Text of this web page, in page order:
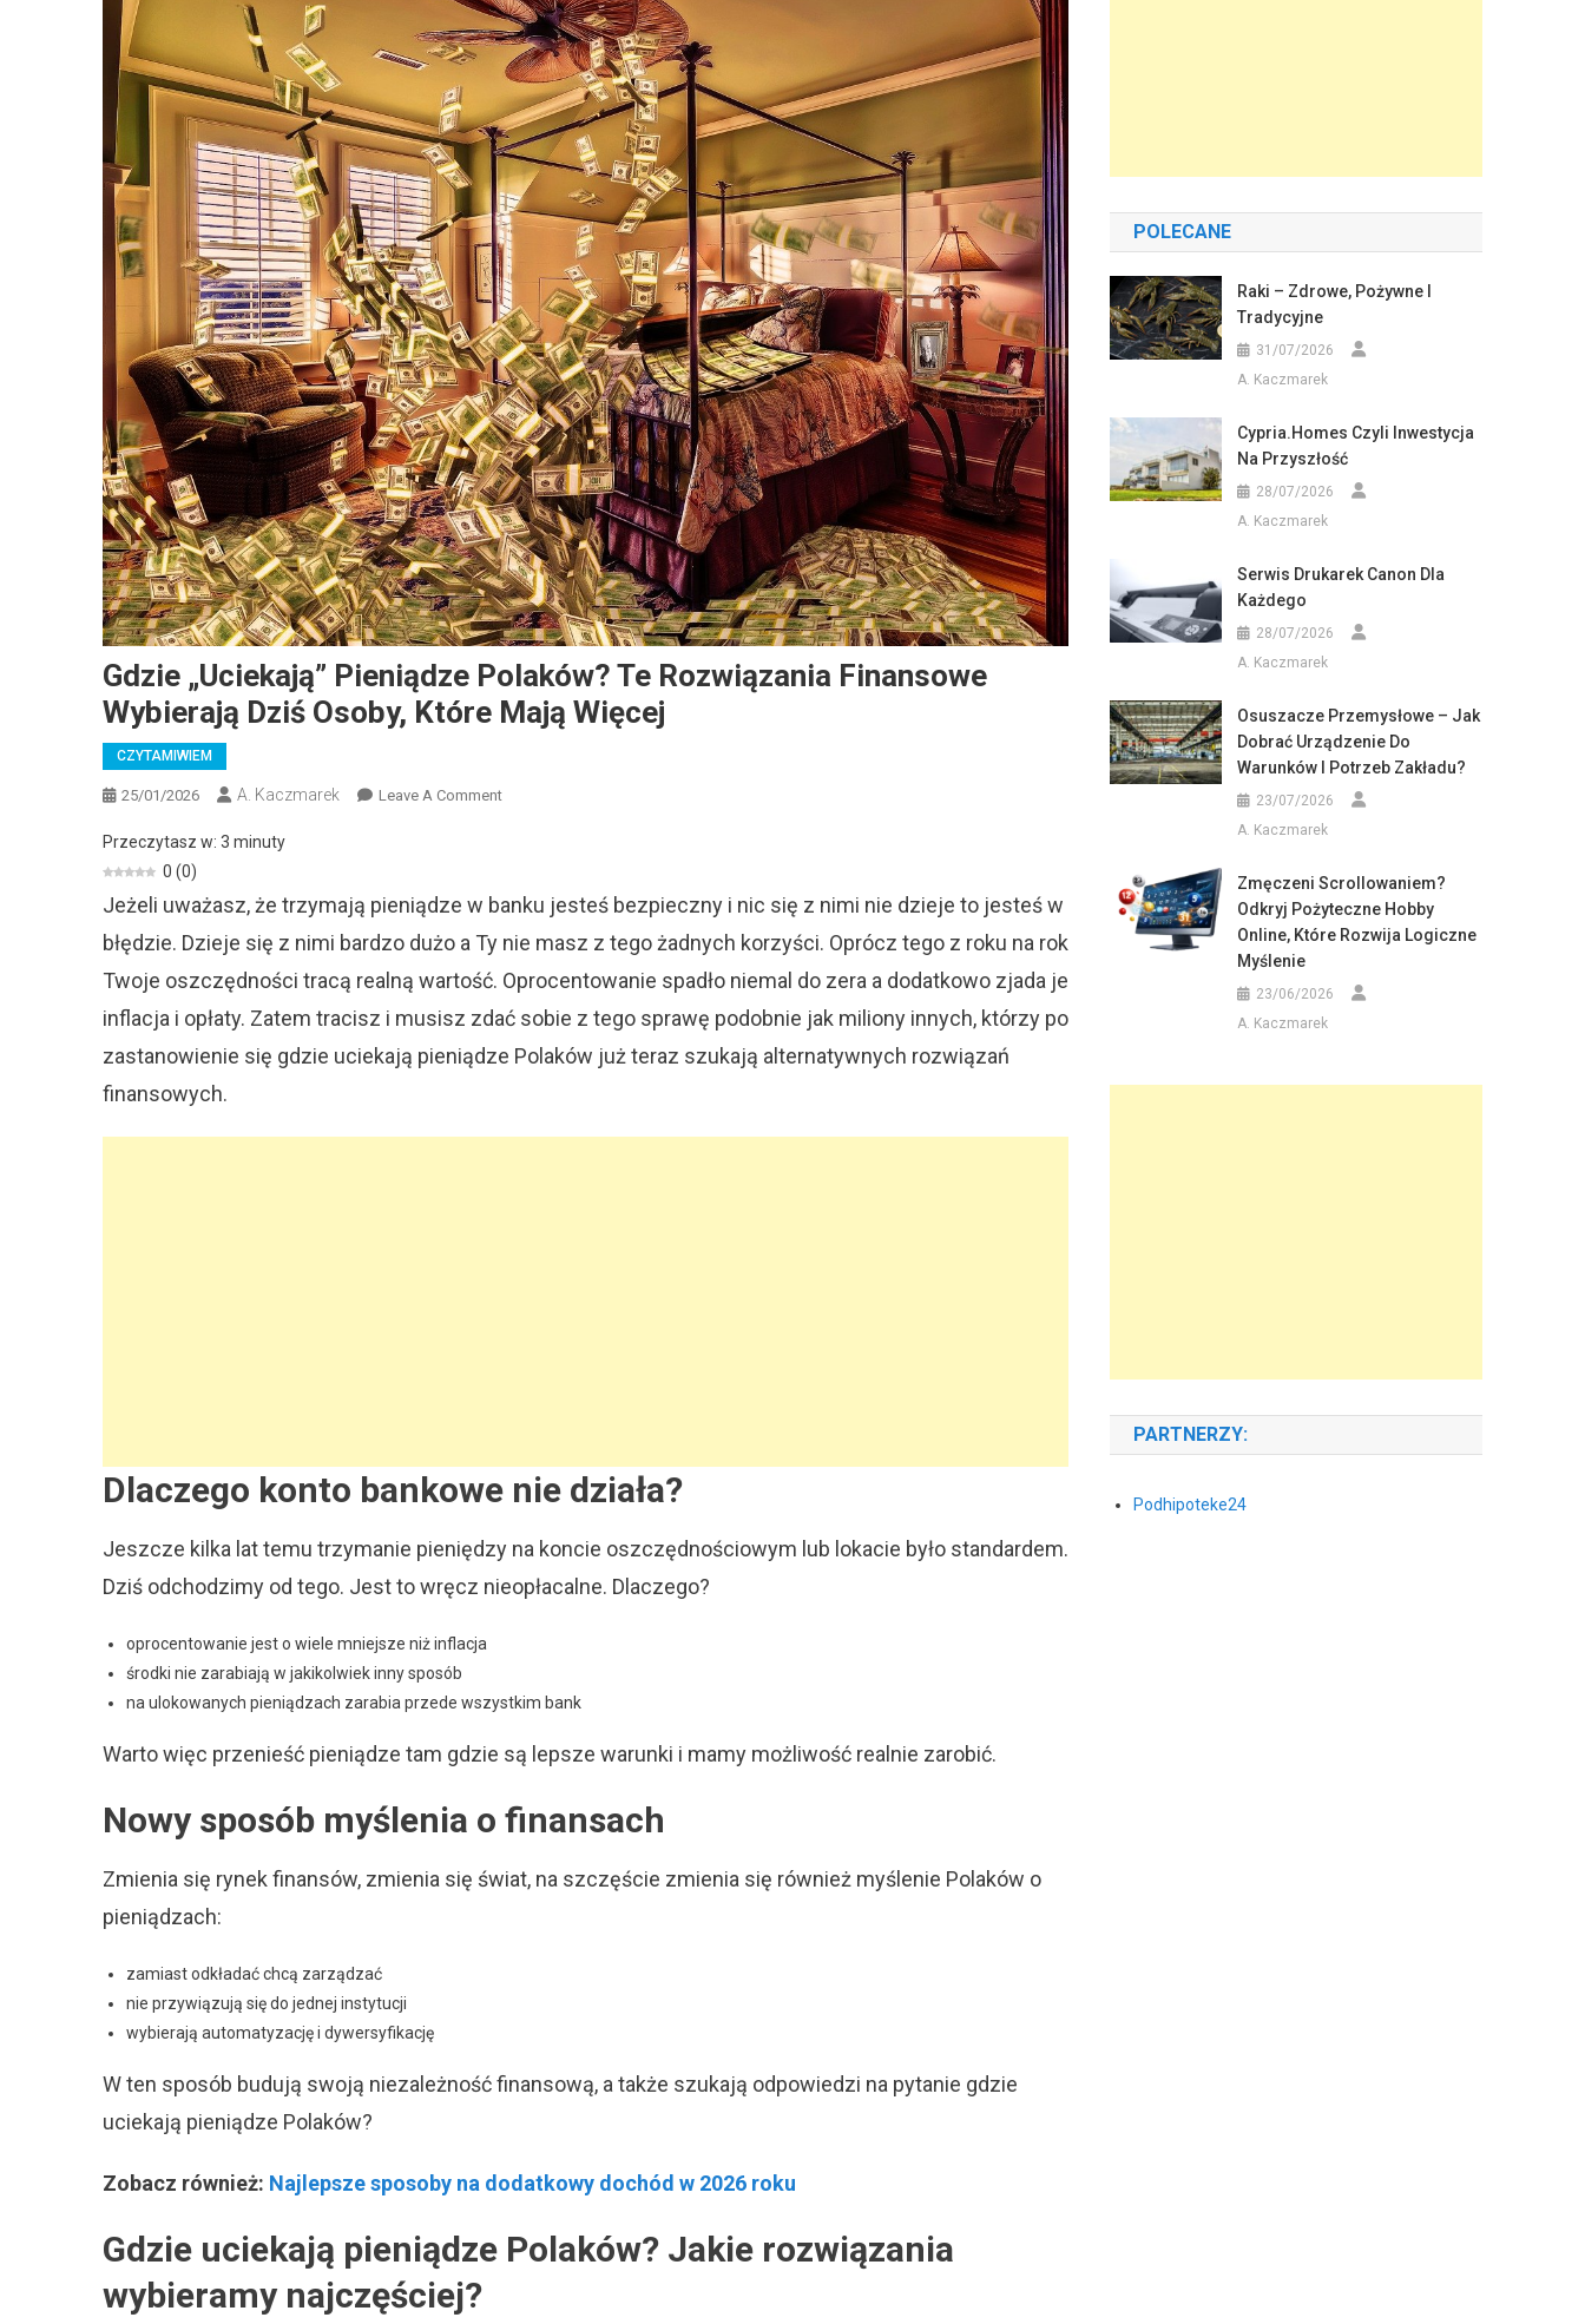
Gdzie „uciekają” Pieniądze Polaków? Te Rozwiązania Finansowe
Wybierają Dziś Osoby, Które Mają Więcej
CZYTAMIWIEM
25/01/2026 A. Kaczmarek Leave A CommentOn
Polaków?
Rozwiązania
Finansowe
Wybierają
Osoby,
Przeczytasz w: 3 minuty
0 (0)
Jeżeli uważasz, że trzymają pieniądze w banku jesteś bezpieczny i nic się z nimi nie dzieje to jesteś w
błędzie. Dzieje się z nimi bardzo dużo a Ty nie masz z tego żadnych korzyści. Oprócz tego z roku na rok
Twoje oszczędności tracą realną wartość. Oprocentowanie spadło niemal do zera a dodatkowo zjada je
inflacja i opłaty. Zatem tracisz i musisz zdać sobie z tego sprawę podobnie jak miliony innych, którzy po
zastanowienie się gdzie uciekają pieniądze Polaków już teraz szukają alternatywnych rozwiązań
finansowych.
Dlaczego konto bankowe nie działa?
Jeszcze kilka lat temu trzymanie pieniędzy na koncie oszczędnościowym lub lokacie było standardem.
Dziś odchodzimy od tego. Jest to wręcz nieopłacalne. Dlaczego?
oprocentowanie jest o wiele mniejsze niż inflacja
środki nie zarabiają w jakikolwiek inny sposób
na ulokowanych pieniądzach zarabia przede wszystkim bank
Warto więc przenieść pieniądze tam gdzie są lepsze warunki i mamy możliwość realnie zarobić.
Nowy sposób myślenia o finansach
Zmienia się rynek finansów, zmienia się świat, na szczęście zmienia się również myślenie Polaków o
pieniądzach:
zamiast odkładać chcą zarządzać
nie przywiązują się do jednej instytucji
wybierają automatyzację i dywersyfikację
W ten sposób budują swoją niezależność finansową, a także szukają odpowiedzi na pytanie gdzie
uciekają pieniądze Polaków?
Zobacz również: Najlepsze sposoby na dodatkowy dochód w 2026 roku
Gdzie uciekają pieniądze Polaków? Jakie rozwiązania
wybieramy najczęściej?
POLECANE
Raki – Zdrowe, Pożywne I
Tradycyjne
31/07/2026
A. Kaczmarek
Cypria.homes Czyli Inwestycja
Na Przyszłość
28/07/2026
A. Kaczmarek
Serwis Drukarek Canon Dla
Każdego
28/07/2026
A. Kaczmarek
Osuszacze Przemysłowe – Jak
Dobrać Urządzenie Do
Warunków I Potrzeb Zakładu?
23/07/2026
A. Kaczmarek
Zmęczeni Scrollowaniem?
Odkryj Pożyteczne Hobby
Online, Które Rozwija Logiczne
Myślenie
23/06/2026
A. Kaczmarek
PARTNERZY:
Podhipoteke24